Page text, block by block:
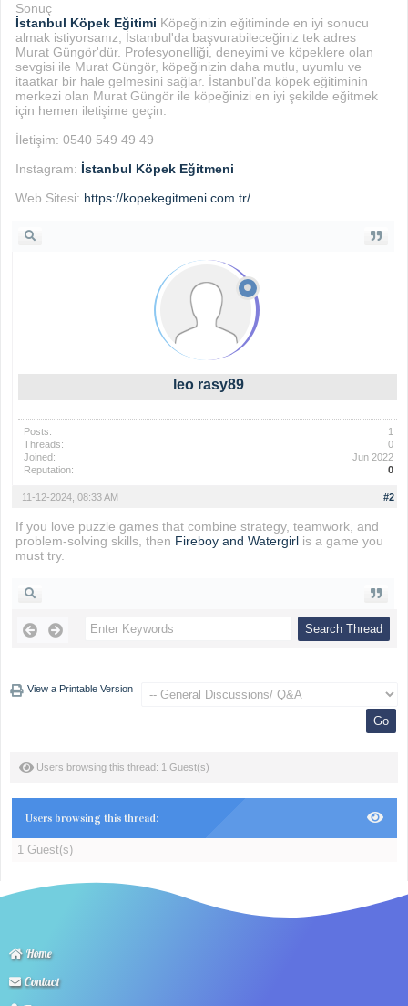
Sonuç
İstanbul Köpek Eğitimi Köpeğinizin eğitiminde en iyi sonucu
almak istiyorsanız, İstanbul'da başvurabileceğiniz tek adres
Murat Güngör'dür. Profesyonelliği, deneyimi ve köpeklere olan
sevgisi ile Murat Güngör, köpeğinizin daha mutlu, uyumlu ve
itaatkar bir hale gelmesini sağlar. İstanbul'da köpek eğitiminin
merkezi olan Murat Güngör ile köpeğinizi en iyi şekilde eğitmek
için hemen iletişime geçin.
İletişim: 0540 549 49 49
Instagram: İstanbul Köpek Eğitmeni
Web Sitesi: https://kopekegitmeni.com.tr/
leo rasy89
Posts:
1
Threads:
0
Joined:
Jun 2022
Reputation:
0
#2
11-12-2024, 08:33 AM
If you love puzzle games that combine strategy, teamwork, and
problem-solving skills, then Fireboy and Watergirlis a game you
must try.
View a Printable Version
Users browsing this thread: 1 Guest(s)
Users browsing this thread:
1 Guest(s)
Home
Contact